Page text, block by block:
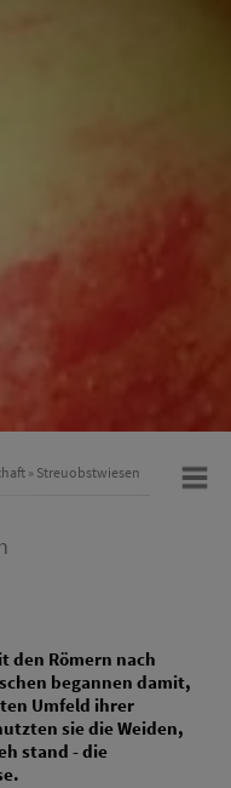
» Streuobstwiesen
den Römern nach
begannen damit,
Umfeld ihrer
sie die Weiden,
stand - die